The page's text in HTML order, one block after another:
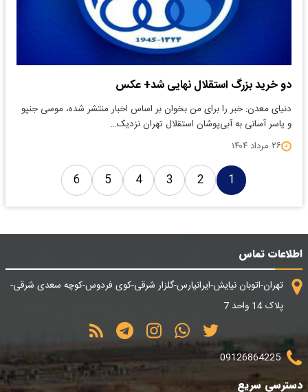
دو خرید بزرگ استقلال نهایی شد+ عکس
دنیای معدن: خبر را برای من بخوان بر اساس اخبار منتشر شده، موسی جنپو
و یاسر آسانی به آبی‌پوشان استقلال تهران نزدیک…
۲۶ مرداد ۱۴۰۴
1
2
3
4
5
6
اطلاعات تماس
تهران-اتوبان نیایش-ایرانپارس-گلزار شرقی-کوی فردوس-کوچه سعدی شرقی-
پلاک 14 واحد 7
09126864225
دسترسی سریع